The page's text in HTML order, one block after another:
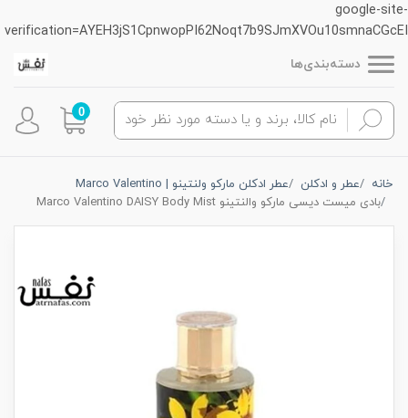
google-site-
verification=AYEH3jS1CpnwopPI62Noqt7b9SJmXVOu10smnaCGcEI
دسته‌بندی‌ها
0
خانه عطر و ادکلن
عطر ادکلن مارکو ولنتینو | Marco Valentino
بادی میست دیسی مارکو والنتینو Marco Valentino DAISY Body Mist